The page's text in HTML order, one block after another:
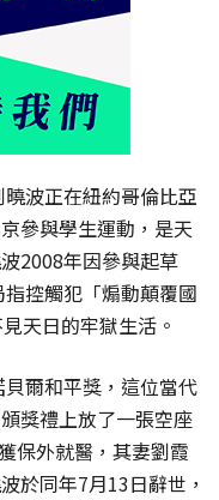
波正在紐約哥倫比亞
參與學生運動，是天
2008年因參與起草
指控觸犯「煽動顛覆國
天日的牢獄生活。
爾和平獎，這位當代
獎禮上放了一張空座
保外就醫，其妻劉霞
於同年7月13日辭世，